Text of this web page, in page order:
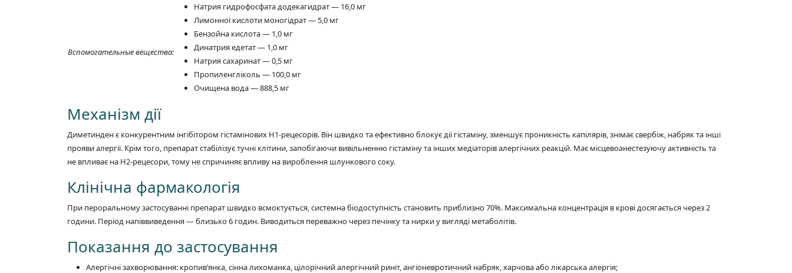
Вспомогательные вещества:
Натрия гидрофосфата додекагидрат — 16,0 мг
Лимонної кислоти моногідрат — 5,0 мг
Бензойна кислота — 1,0 мг
Динатрия едетат — 1,0 мг
Натрия сахаринат — 0,5 мг
Пропиленгліколь — 100,0 мг
Очищена вода — 888,5 мг
Механізм дії
Диметинден є конкурентним інгібітором гістамінових H1-рецесорів. Він швидко та ефективно блокує дії гістаміну, зменшує проникність капілярів, знімає свербіж, набряк та інші
прояви алергії. Крім того, препарат стабілізує тучні клітини, запобігаючи вивільненню гістаміну та інших медіаторів алергічних реакцій. Має місцевоанестезуючу активність та
не впливає на H2-рецесори, тому не спричиняє впливу на вироблення шлункового соку.
Клінічна фармакологія
При пероральному застосуванні препарат швидко всмоктується, системна біодоступність становить приблизно 70%. Максимальна концентрація в крові досягається через 2
години. Період напіввиведення — близько 6 годин. Виводиться переважно через печінку та нирки у вигляді метаболітів.
Показання до застосування
Алергічні захворювання: кропив’янка, сінна лихоманка, цілорічний алергічний риніт, ангіоневротичний набряк, харчова або лікарська алергія;